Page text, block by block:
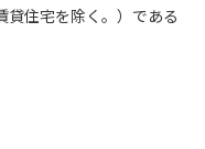
住宅を除く。）である